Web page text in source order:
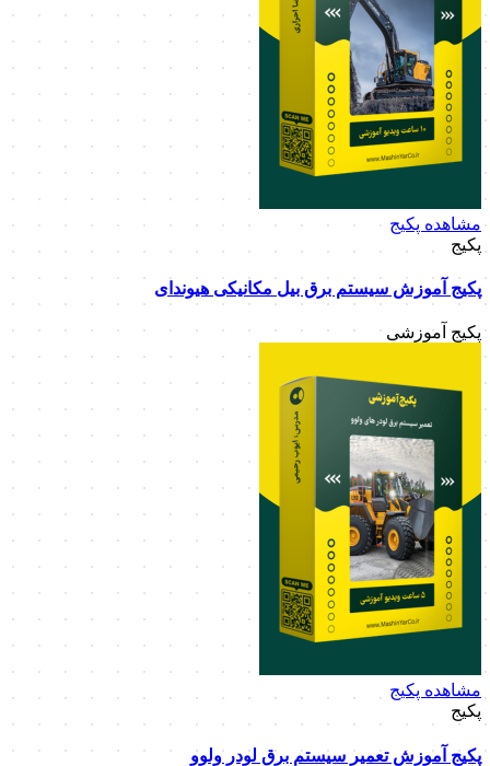
مشاهده پکیج
پکیج
پکیج آموزش سیستم برق بیل مکانیکی هیوندای
پکیج آموزشی
مشاهده پکیج
پکیج
پکیج آموزش تعمیر سیستم برق لودر ولوو